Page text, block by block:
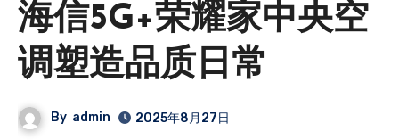
海信5G+荣耀家中央空
调塑造品质日常
By admin 2025年8月27日